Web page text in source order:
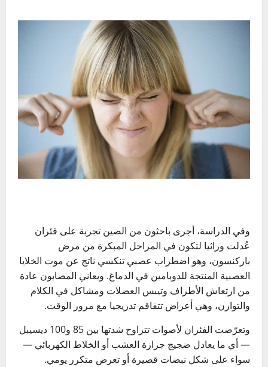
وفي الدراسة، أجرى باحثون من الصين تجربة على فئران
عُدلت وراثيا لتكون في المراحل المبكرة من مرض
باركنسون، وهو اضطراب عصبي تنكسي ناتج عن موت الخلايا
العصبية المنتجة للدوبامين في الدماغ. ويعاني المصابون عادة
من ارتعاش الأطراف وتيبس العضلات ومشاكل في الكلام
والتوازن، وهي أعراض تتفاقم تدريجيا مع مرور الوقت.
وتعرّضت الفئران لأصوات تتراوح شدتها بين 85 و100 ديسيبل
— أي ما يعادل ضجيج جزازة العشب أو الخلاط الكهربائي —
سواء على شكل نبضات قصيرة أو تعرض متكرر يومي.